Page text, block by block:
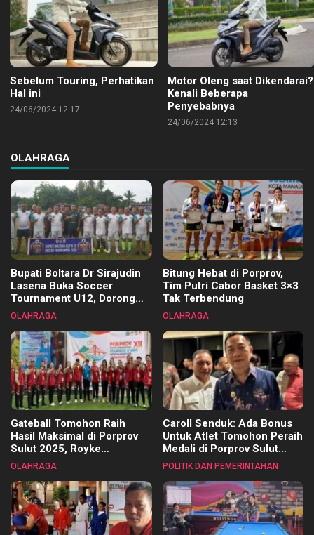
Sebelum Touring, Perhatikan
Hal ini
24/06/2024 12:17
Motor Oleng saat Dikendarai?
Kenali Beberapa
Penyebabnya
24/06/2024 12:13
OLAHRAGA
Bupati Boltara Dr Sirajudin
Lasena Buka Soccer
Tournament U12, Dorong
Pembinaan Merata di Setiap
OLAHRAGA
Bitung Hebat di Porprov,
Tim Putri Cabor Basket 3×3
Tak Terbendung
OLAHRAGA
Gateball Tomohon Raih
Hasil Maksimal di Porprov
Sulut 2025, Royke
Tangkawarouw Ucapkan
OLAHRAGA
Caroll Senduk: Ada Bonus
Untuk Atlet Tomohon Peraih
Medali di Porprov Sulut
2025
POLITIK DAN PEMERINTAHAN